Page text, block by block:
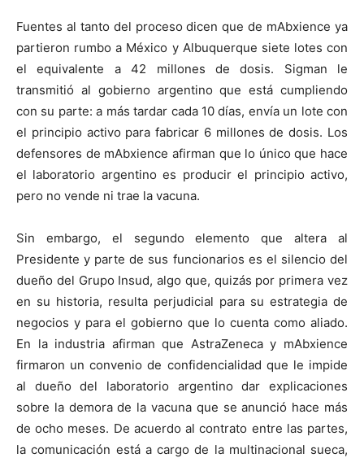
Fuentes al tanto del proceso dicen que de mAbxience ya
partieron rumbo a México y Albuquerque siete lotes con
el equivalente a 42 millones de dosis. Sigman le
transmitió al gobierno argentino que está cumpliendo
con su parte: a más tardar cada 10 días, envía un lote con
el principio activo para fabricar 6 millones de dosis. Los
defensores de mAbxience afirman que lo único que hace
el laboratorio argentino es producir el principio activo,
pero no vende ni trae la vacuna.
Sin embargo, el segundo elemento que altera al
Presidente y parte de sus funcionarios es el silencio del
dueño del Grupo Insud, algo que, quizás por primera vez
en su historia, resulta perjudicial para su estrategia de
negocios y para el gobierno que lo cuenta como aliado.
En la industria afirman que AstraZeneca y mAbxience
firmaron un convenio de confidencialidad que le impide
al dueño del laboratorio argentino dar explicaciones
sobre la demora de la vacuna que se anunció hace más
de ocho meses. De acuerdo al contrato entre las partes,
la comunicación está a cargo de la multinacional sueca,